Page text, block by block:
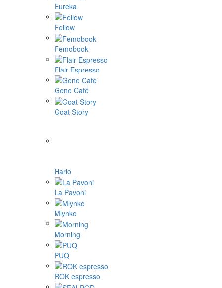
Eureka
Fellow
Femobook
Flair Espresso
Gene Café
Goat Story
Hario
La Pavoni
Mlynko
Morning
PUQ
ROK espresso